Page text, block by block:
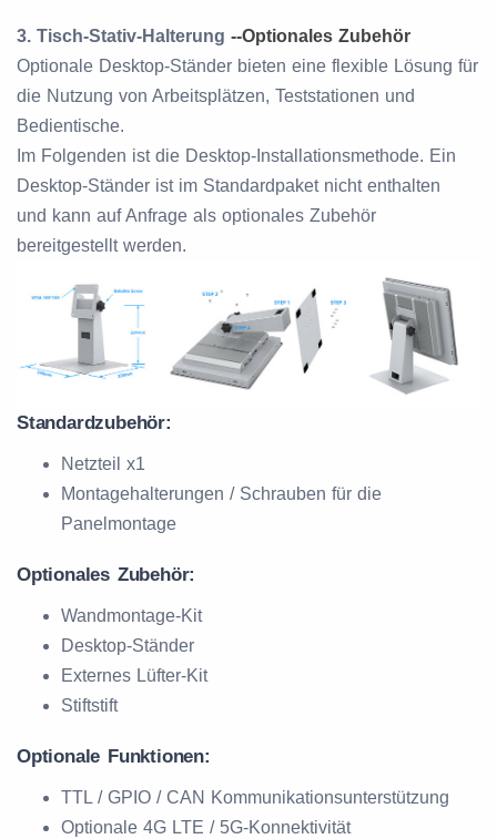
3. Tisch-Stativ-Halterung --Optionales Zubehör
Optionale Desktop-Ständer bieten eine flexible Lösung für
die Nutzung von Arbeitsplätzen, Teststationen und
Bedientische.
Im Folgenden ist die Desktop-Installationsmethode. Ein
Desktop-Ständer ist im Standardpaket nicht enthalten
und kann auf Anfrage als optionales Zubehör
bereitgestellt werden.
Standardzubehör:
Netzteil x1
Montagehalterungen / Schrauben für die
Panelmontage
Optionales Zubehör:
Wandmontage-Kit
Desktop-Ständer
Externes Lüfter-Kit
Stiftstift
Optionale Funktionen:
TTL / GPIO / CAN Kommunikationsunterstützung
Optionale 4G LTE / 5G-Konnektivität